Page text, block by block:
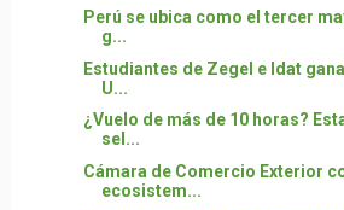
Perú se ubica como el tercer
g...
Estudiantes de Zegel e Idat
U...
¿Vuelo de más de 10 horas?
sel...
Cámara de Comercio Exterior
ecosistem...